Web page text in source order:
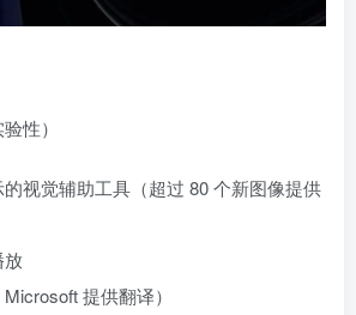
性）
视觉辅助工具（超过 80 个新图像提供
放
提供翻译）